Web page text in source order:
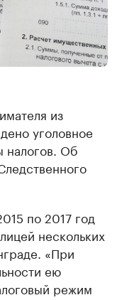
из
уголовное
налогов. Об
по 2017 год
нескольких
«При
ею
режим